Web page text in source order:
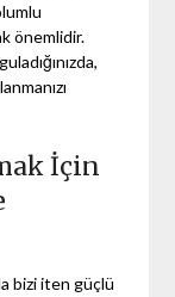
önemlidir.
İçin
bizi iten güçlü